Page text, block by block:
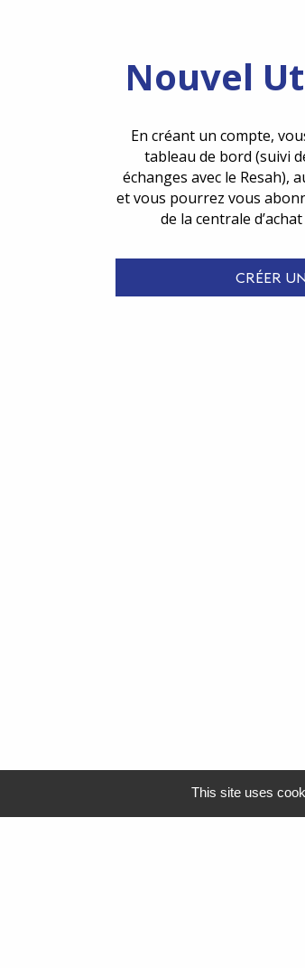
Nouvel
En créant un compte,
tableau de bord (suivi
échanges avec le Resah),
et vous pourrez vous
de la centrale
CRÉER
This site uses